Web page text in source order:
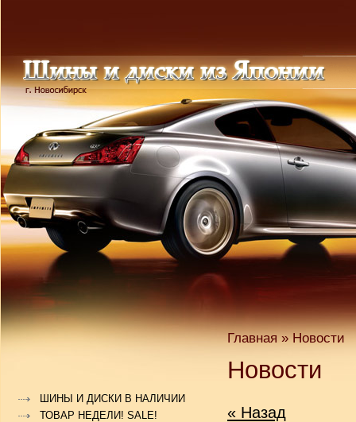
Главная» Новости
Новости
« Назад
ШИНЫ И ДИСКИ В НАЛИЧИИ
ТОВАР НЕДЕЛИ! SALE!